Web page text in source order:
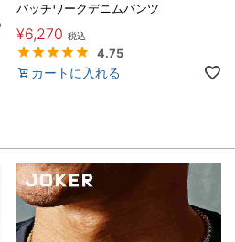
パッチワークデニムパンツ
¥6,270 税込
4.75
カートに入れる